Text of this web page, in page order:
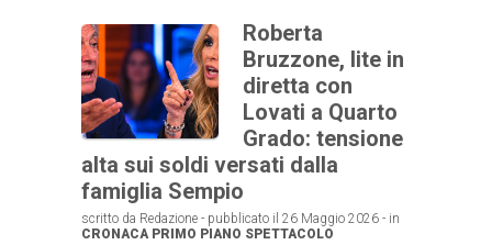
Roberta
Bruzzone, lite in
diretta con
Lovati a Quarto
Grado: tensione
alta sui soldi versati dalla
famiglia Sempio
scritto da Redazione - pubblicato il 26 Maggio 2026 - in
CRONACA PRIMO PIANO SPETTACOLO